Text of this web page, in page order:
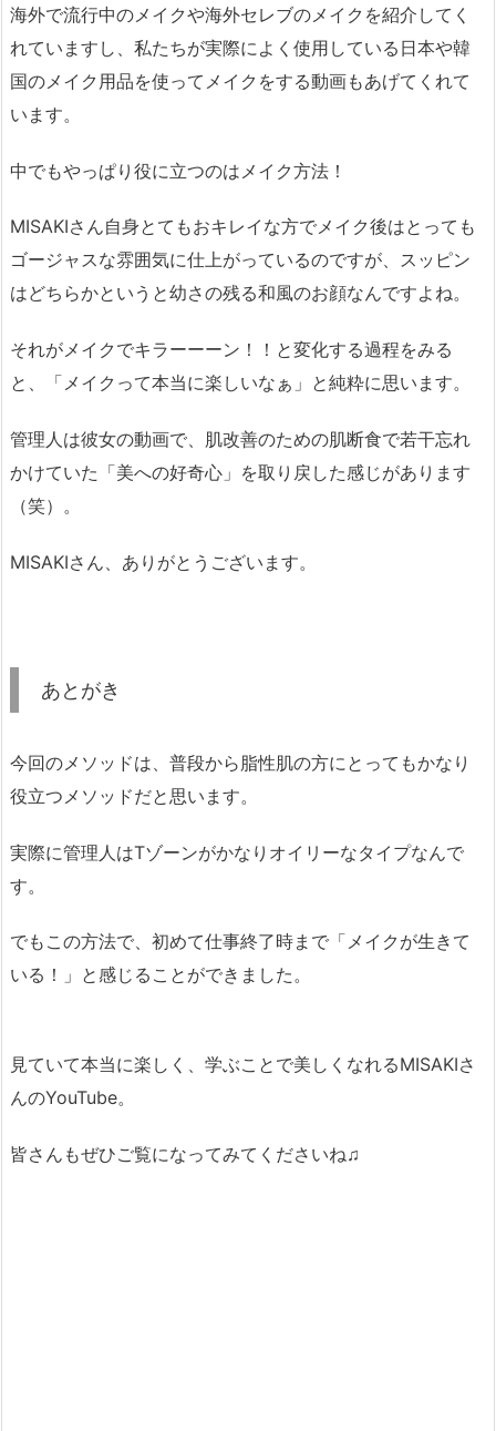
海外で流行中のメイクや海外セレブのメイクを紹介してく
れていますし、私たちが実際によく使用している日本や韓
国のメイク用品を使ってメイクをする動画もあげてくれて
います。
中でもやっぱり役に立つのはメイク方法！
MISAKIさん自身とてもおキレイな方でメイク後はとっても
ゴージャスな雰囲気に仕上がっているのですが、スッピン
はどちらかというと幼さの残る和風のお顔なんですよね。
それがメイクでキラーーーン！！と変化する過程をみる
と、「メイクって本当に楽しいなぁ」と純粋に思います。
管理人は彼女の動画で、肌改善のための肌断食で若干忘れ
かけていた「美への好奇心」を取り戻した感じがあります
（笑）。
MISAKIさん、ありがとうございます。
あとがき
今回のメソッドは、普段から脂性肌の方にとってもかなり
役立つメソッドだと思います。
実際に管理人はTゾーンがかなりオイリーなタイプなんで
す。
でもこの方法で、初めて仕事終了時まで「メイクが生きて
いる！」と感じることができました。
見ていて本当に楽しく、学ぶことで美しくなれるMISAKIさ
んのYouTube。
皆さんもぜひご覧になってみてくださいね♫